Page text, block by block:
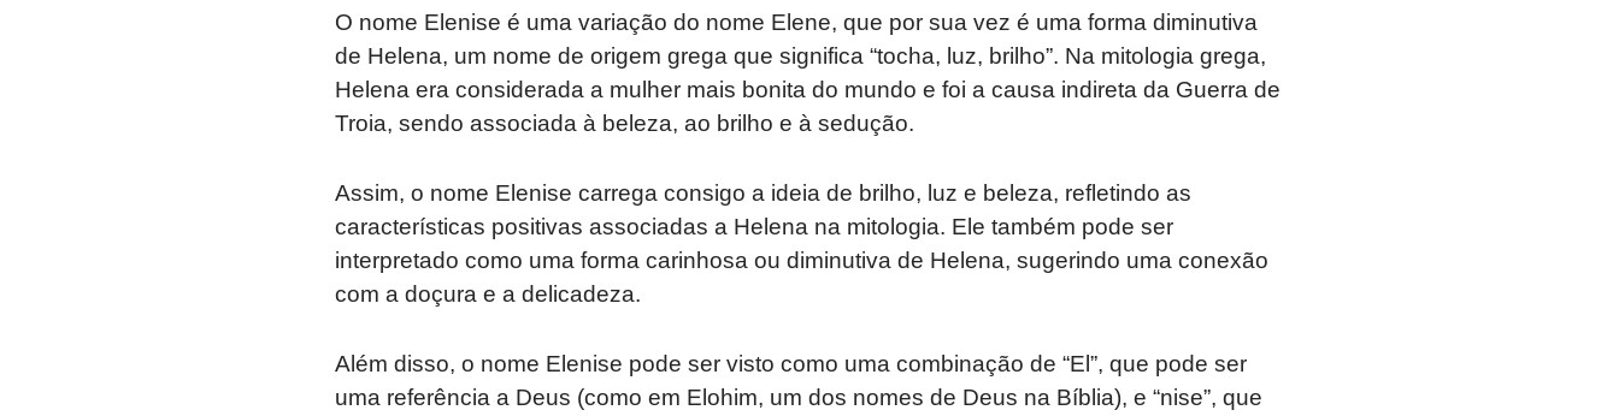
O nome Elenise é uma variação do nome Elene, que por sua vez é uma forma diminutiva
de Helena, um nome de origem grega que significa “tocha, luz, brilho”. Na mitologia grega,
Helena era considerada a mulher mais bonita do mundo e foi a causa indireta da Guerra de
Troia, sendo associada à beleza, ao brilho e à sedução.
Assim, o nome Elenise carrega consigo a ideia de brilho, luz e beleza, refletindo as
características positivas associadas a Helena na mitologia. Ele também pode ser
interpretado como uma forma carinhosa ou diminutiva de Helena, sugerindo uma conexão
com a doçura e a delicadeza.
Além disso, o nome Elenise pode ser visto como uma combinação de “El”, que pode ser
uma referência a Deus (como em Elohim, um dos nomes de Deus na Bíblia), e “nise”, que